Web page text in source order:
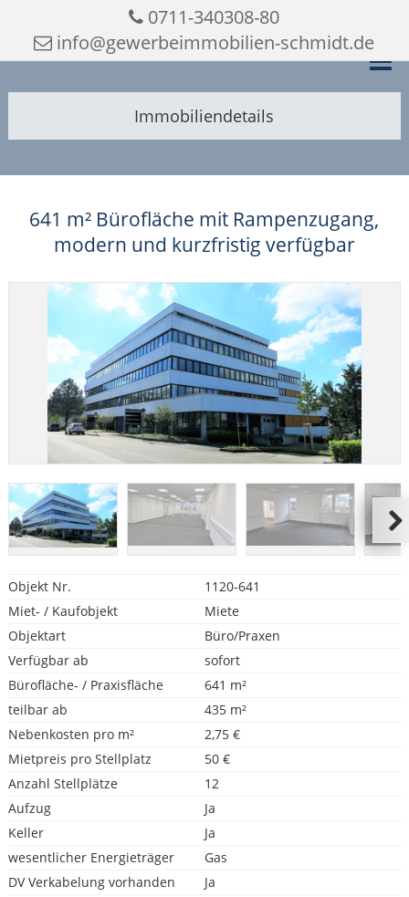
0711-340308-80
info@gewerbeimmobilien-schmidt.de
Immobiliendetails
641 m² Bürofläche mit Rampenzugang,
modern und kurzfristig verfügbar
Objekt Nr.
1120-641
Miet- / Kaufobjekt
Miete
Objektart
Büro/Praxen
Verfügbar ab
sofort
Bürofläche- / Praxisfläche
641 m²
teilbar ab
435 m²
Nebenkosten pro m²
2,75 €
Mietpreis pro Stellplatz
50 €
Anzahl Stellplätze
12
Aufzug
Ja
Keller
Ja
wesentlicher Energieträger
Gas
DV Verkabelung vorhanden
Ja